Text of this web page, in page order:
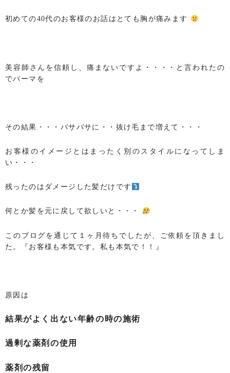
初めての40代のお客様のお話はとても胸が痛みます
美容師さんを信頼し、痛まないですよ・・・・と言われたの
でパーマを
その結果・・・バサバサに・・抜け毛まで増えて・・・
お客様のイメージとはまったく別のスタイルになってしま
い・・・
残ったのはダメージした髪だけです
何とか髪を元に戻して欲しいと・・・
このブログを通じて１ヶ月待ちでしたが、ご依頼を頂きまし
た。『お客様も本気です。私も本気で！！』
原因は
結果がよく出ない年齢の時の施術
過剰な薬剤の使用
薬剤の残留